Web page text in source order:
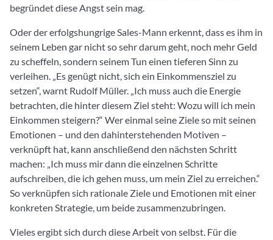
begründet diese Angst sein mag.
Oder der erfolgshungrige Sales-Mann erkennt, dass es ihm in
seinem Leben gar nicht so sehr darum geht, noch mehr Geld
zu scheffeln, sondern seinem Tun einen tieferen Sinn zu
verleihen. „Es genügt nicht, sich ein Einkommensziel zu
setzen“, warnt Rudolf Müller. „Ich muss auch die Energie
betrachten, die hinter diesem Ziel steht: Wozu will ich mein
Einkommen steigern?“ Wer einmal seine Ziele so mit seinen
Emotionen – und den dahinterstehenden Motiven –
verknüpft hat, kann anschließend den nächsten Schritt
machen: „Ich muss mir dann die einzelnen Schritte
aufschreiben, die ich gehen muss, um mein Ziel zu erreichen.“
So verknüpfen sich rationale Ziele und Emotionen mit einer
konkreten Strategie, um beide zusammenzubringen.
Vieles ergibt sich durch diese Arbeit von selbst. Für die